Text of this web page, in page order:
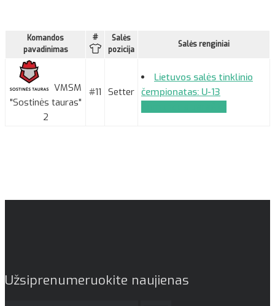
Komandos
pavadinimas
#
Salės
pozicija
Salės renginiai
VMSM
"Sostinės tauras"
2
#11 Setter
Lietuvos salės tinklinio
čempionatas: U-13
Užsiprenumeruokite naujienas